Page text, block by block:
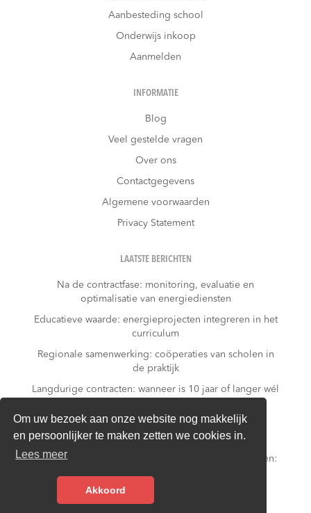
Om uw bezoek aan onze website nog makkelijk
en persoonlijker te maken zetten we cookies in.
Lees meer
Akkoord
Aanbesteding school
Onderwijs inkoop
Aanmelden
INFORMATIE
Blog
Veel gestelde vragen
Over ons
Contactgegevens
Algemene voorwaarden
Privacy Statement
LAATSTE BERICHTEN
Na de contractfase: monitoring, evaluatie en
optimalisatie van energiediensten
Educatieve waarde: energieprojecten integreren in het
curriculum
Regionale samenwerking: coöperaties van scholen in
de praktijk
Langdurige contracten: wanneer is 10 jaar of langer wél
Subsidies & financieringsopties voor duurzame
schoolenergieprojecten
Slim omgaan met vakanties & wisselende schooltijden: